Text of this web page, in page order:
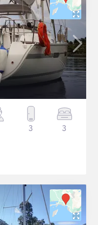
3 3